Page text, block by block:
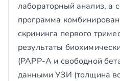
лабораторный анализ, а
программа
скрининга первого
результаты
(PAPP-A и свободной
данными УЗИ (толщина